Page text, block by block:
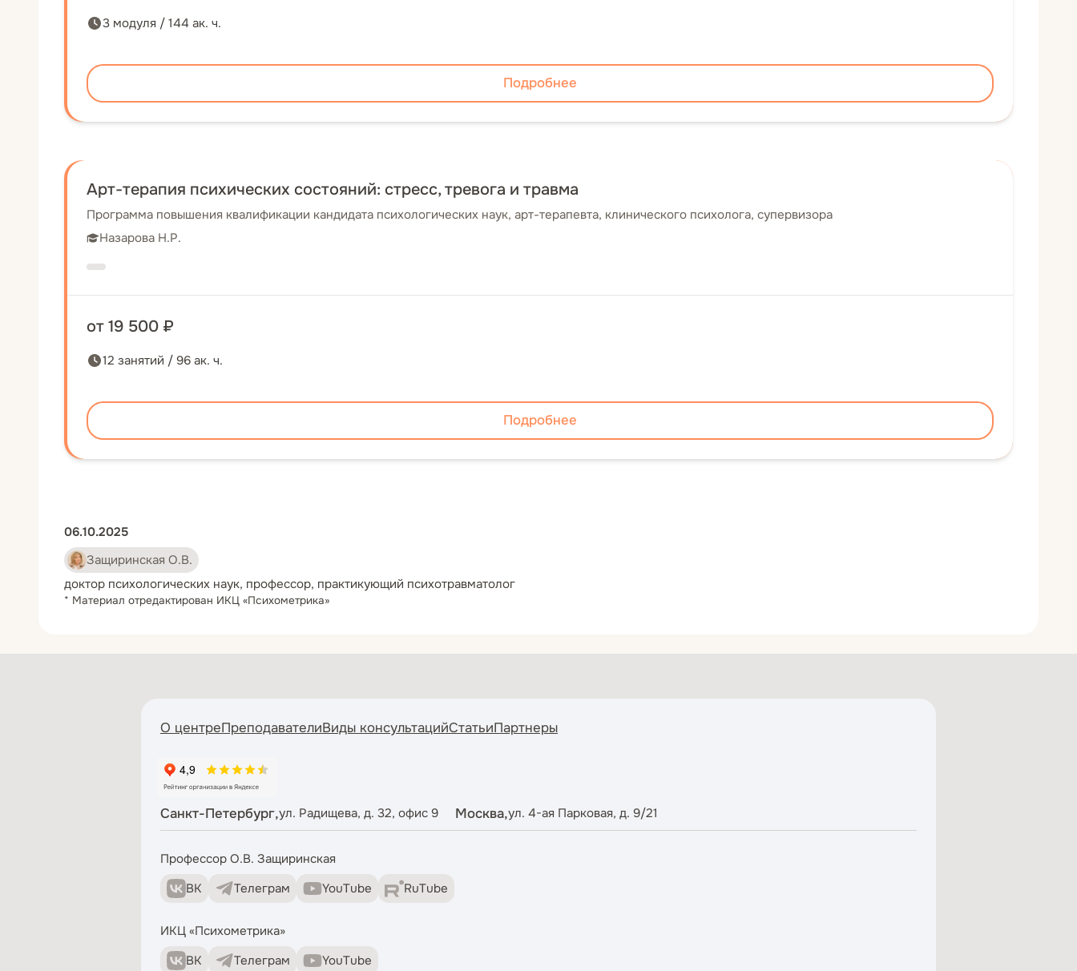
3 модуля / 144 ак. ч.
Подробнее
Арт-терапия психических состояний: стресс, тревога и травма
Программа повышения квалификации кандидата психологических наук, арт-терапевта, клинического психолога, супервизора
Назарова Н.Р.
от 19 500 ₽
12 занятий / 96 ак. ч.
Подробнее
06.10.2025
Защиринская О.В.
доктор психологических наук, профессор, практикующий психотравматолог
* Материал отредактирован ИКЦ «Психометрика»
О центреПреподавателиВиды консультацийСтатьиПартнеры
Санкт-Петербург,ул. Радищева, д. 32, офис 9 Москва,ул. 4-ая Парковая, д. 9/21
Профессор О.В. Защиринская
ВК
Телеграм YouTube RuTube
ИКЦ «Психометрика»
ВК
Телеграм YouTube